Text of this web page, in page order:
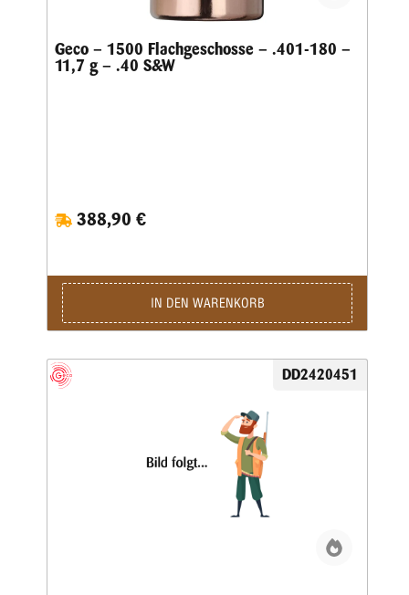
Geco – 1500 Flachgeschosse – .401-180 –
11,7 g – .40 S&W
388,90 €
IN DEN WARENKORB
DD2420451